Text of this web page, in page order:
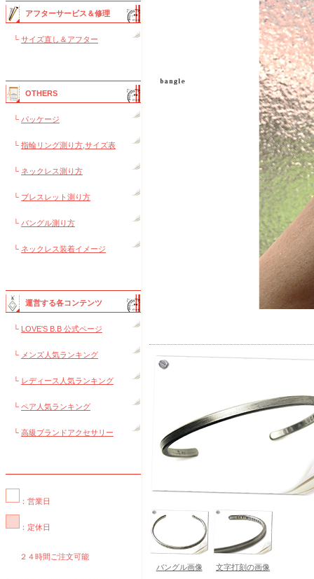
アフターサービス＆修理
└ サイズ直し＆アフター
OTHERS
└ パッケージ
└ 指輪リング測り方,サイズ表
└ ネックレス測り方
└ ブレスレット測り方
└ バングル測り方
└ ネックレス装着イメージ
運営する各コンテンツ
└ LOVE'S B.B 公式ページ
└ メンズ人気ランキング
└ レディース人気ランキング
└ ペア人気ランキング
└ 高級ブランドアクセサリー
：営業日
：定休日
２４時間ご注文可能
バングル画像 文字打刻の画像